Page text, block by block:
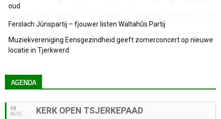
oud
Ferslach Jûnspartij – fjouwer listen Waltahûs Partij
Muziekvereniging Eensgezindheid geeft zomerconcert op nieuwe
locatie in Tjerkwerd
AGENDA
08
AUG KERK OPEN TSJERKEPAAD